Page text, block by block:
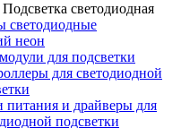
Подсветка светодиодная
светодиодные
неон
для подсветки
для светодиодной
питания и драйверы для
подсветки